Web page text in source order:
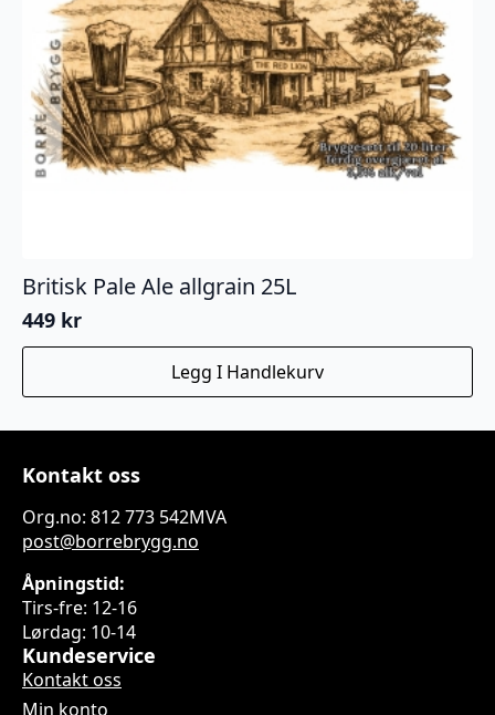
Britisk Pale Ale allgrain 25L
449 kr
Legg I Handlekurv
Kontakt oss
Org.no: 812 773 542MVA
post@borrebrygg.no
Åpningstid:
Tirs-fre: 12-16
Lørdag: 10-14
Kundeservice
Kontakt oss
Min konto